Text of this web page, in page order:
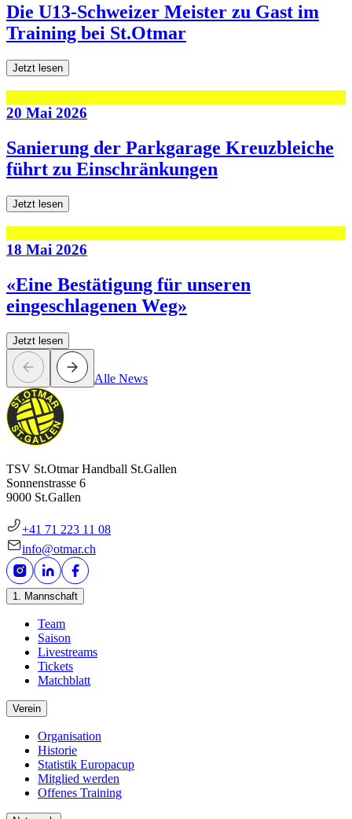
Die U13-Schweizer Meister zu Gast im
Training bei St.Otmar
Jetzt lesen
20 Mai 2026
Sanierung der Parkgarage Kreuzbleiche
führt zu Einschränkungen
Jetzt lesen
18 Mai 2026
«Eine Bestätigung für unseren
eingeschlagenen Weg»
Jetzt lesen
Alle News
TSV St.Otmar Handball St.Gallen
Sonnenstrasse 6
9000 St.Gallen
+41 71 223 11 08
info@otmar.ch
1. Mannschaft
Team
Saison
Livestreams
Tickets
Matchblatt
Verein
Organisation
Historie
Statistik Europacup
Mitglied werden
Offenes Training